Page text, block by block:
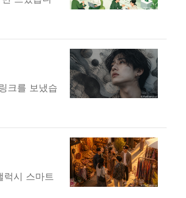
크를 보냈습
럭시 스마트